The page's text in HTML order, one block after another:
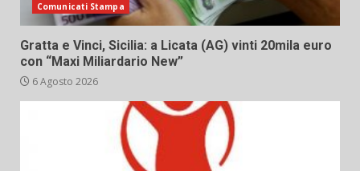
Comunicati Stampa
Gratta e Vinci, Sicilia: a Licata (AG) vinti 20mila euro
con “Maxi Miliardario New”
6 Agosto 2026